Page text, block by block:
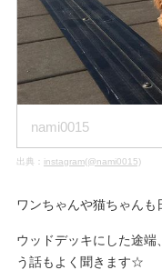
nami0015
出典： instagram(@nami0015)
ワンちゃんや猫ちゃん
ウッドデッキにした途
う話もよく聞きます☆